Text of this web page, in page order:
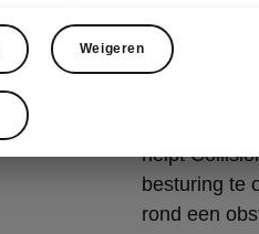
gebruikt
voorliggers.
Bij kritieke
bestuurder
helpt
besturing te
rond een
Weigeren